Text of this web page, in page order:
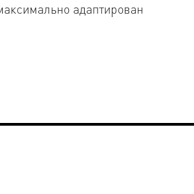
адаптирован